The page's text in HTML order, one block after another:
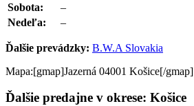
Sobota:
–
Nedeľa:
–
Ďalšie prevádzky: B.W.A Slovakia
Mapa:[gmap]Jazerná 04001 Košice[/gmap]
Ďalšie predajne v okrese: Košice